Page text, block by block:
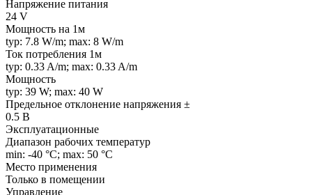
Напряжение питания
24 V
Мощность на 1м
typ: 7.8 W/m; max: 8 W/m
Ток потребления 1м
typ: 0.33 A/m; max: 0.33 A/m
Мощность
typ: 39 W; max: 40 W
Предельное отклонение напряжения ±
0.5 В
Эксплуатационные
Диапазон рабочих температур
min: -40 °C; max: 50 °C
Место применения
Только в помещении
Управление